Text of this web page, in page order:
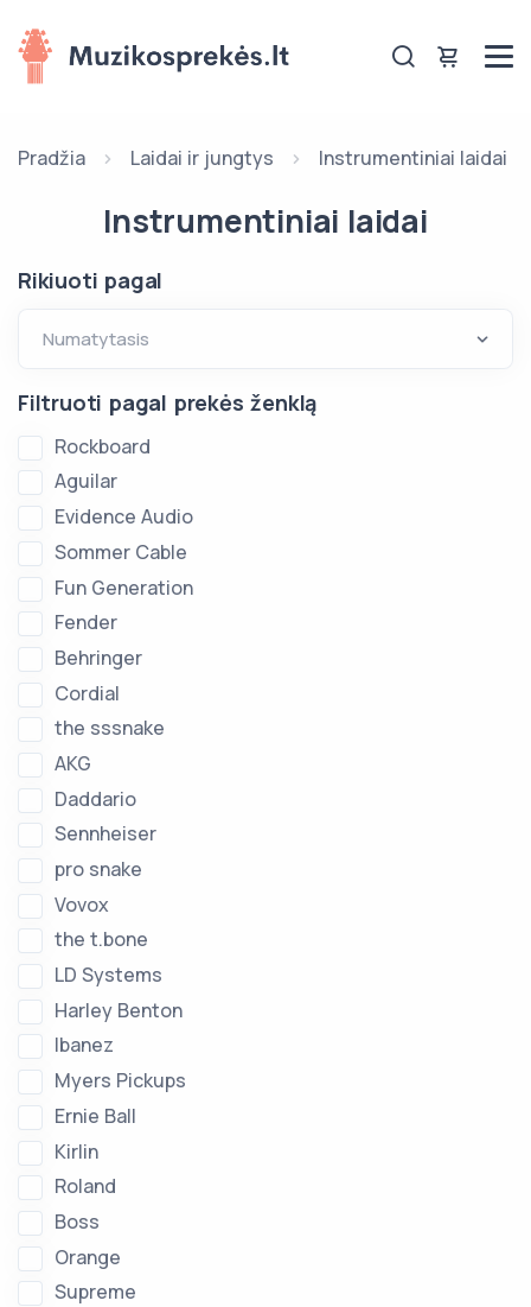
Pradžia Laidai ir jungtys Instrumentiniai laidai
Instrumentiniai laidai
Rikiuoti pagal
Filtruoti pagal prekės ženklą
Rockboard
Aguilar
Evidence Audio
Sommer Cable
Fun Generation
Fender
Behringer
Cordial
the sssnake
AKG
Daddario
Sennheiser
pro snake
Vovox
the t.bone
LD Systems
Harley Benton
Ibanez
Myers Pickups
Ernie Ball
Kirlin
Roland
Boss
Orange
Supreme